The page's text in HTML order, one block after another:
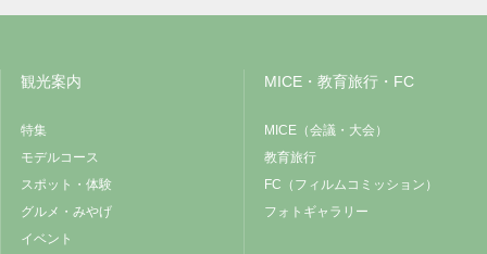
観光案内
特集
モデルコース
スポット・体験
グルメ・みやげ
イベント
MICE・教育旅行・FC
MICE（会議・大会）
教育旅行
FC（フィルムコミッション）
フォトギャラリー